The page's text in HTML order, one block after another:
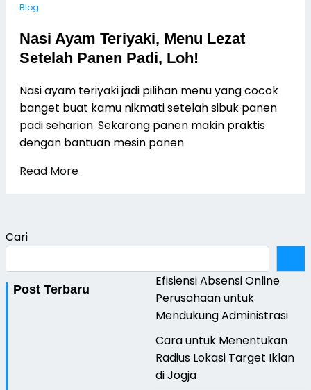
Blog
Nasi Ayam Teriyaki, Menu Lezat
Setelah Panen Padi, Loh!
Nasi ayam teriyaki jadi pilihan menu yang cocok
banget buat kamu nikmati setelah sibuk panen
padi seharian. Sekarang panen makin praktis
dengan bantuan mesin panen
Read More
Cari
Post Terbaru
Efisiensi Absensi Online
Perusahaan untuk
Mendukung Administrasi
Cara untuk Menentukan
Radius Lokasi Target Iklan
di Jogja